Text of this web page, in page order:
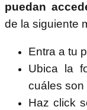
puedan
de la siguiente
Entra a tu
Ubica la
cuáles son
Haz click